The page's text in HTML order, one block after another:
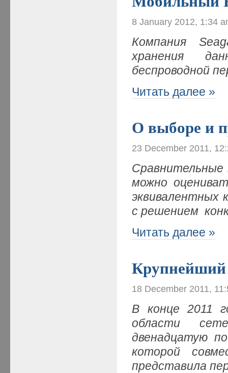
8 January 2012, 1:34
Компания
хранения
беспроводной
Читать далее »
О выборе и
23 December 2011,
можно
эквивалентных
с решением
Читать далее »
Крупнейший
18 December 2011,
В конце 2011
области
двенадцатую
которой
представила